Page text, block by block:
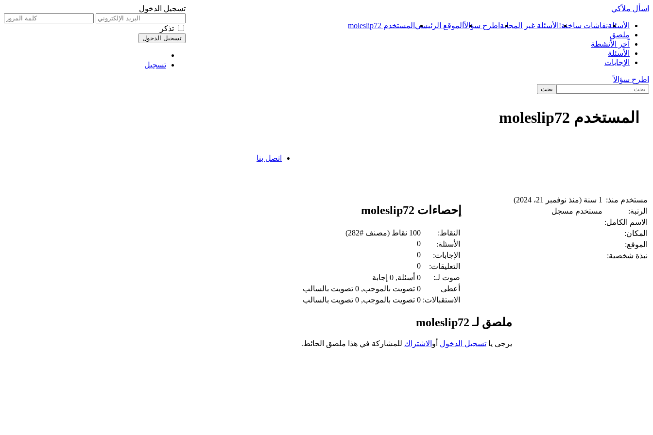
تسجيل الدخول
تذكر
تسجيل
اسأل ملاًكي
الأسئلةنقاشات ساخنة! الأسئلة غير المجابة اطرح سؤالاًالموقع الرئيسي المستخدم moleslip72
ملصق
آخر الأنشطة
الأسئلة
الإجابات
اطرح سؤالاً
المستخدم moleslip72
مستخدم منذ:
1 سنة (منذ نوفمبر 21، 2024)
الرتبة:
مستخدم مسجل
الاسم الكامل:
المكان:
الموفع:
نبذة شخصية:
إحصاءات moleslip72
النقاط: 100 نقاط (مصنف #282
)
الأسئلة:
0
الإجابات:
0
التعليقات:
0
صوت لـ:
0 أسئلة, 0 إجابة
أعطى
0 تصويت بالموجب, 0 تصويت بالسالب
الاستقبالات: 0 تصويت بالموجب, 0 تصويت بالسالب
ملصق لـ moleslip72
يرجى يا تسجيل الدخول أو الاشتراك للمشاركة في هذا ملصق الحائط.
اتصل بنا